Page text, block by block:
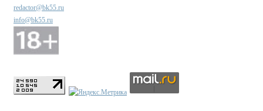
redactor@bk55.ru
info@bk55.ru